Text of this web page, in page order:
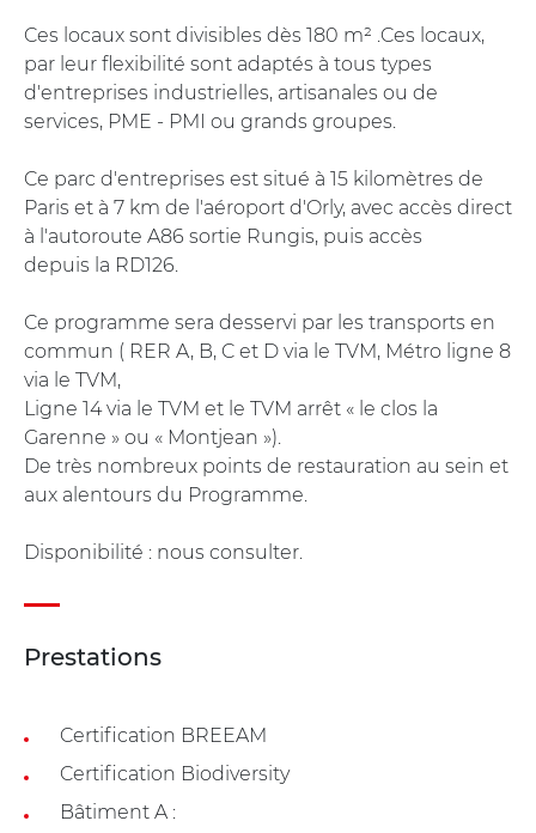
Ces locaux sont divisibles dès 180 m² .Ces locaux,
par leur flexibilité sont adaptés à tous types
d'entreprises industrielles, artisanales ou de
services, PME - PMI ou grands groupes.
Ce parc d'entreprises est situé à 15 kilomètres de
Paris et à 7 km de l'aéroport d'Orly, avec accès direct
à l'autoroute A86 sortie Rungis, puis accès
depuis la RD126.
Ce programme sera desservi par les transports en
commun ( RER A, B, C et D via le TVM, Métro ligne 8
via le TVM,
Ligne 14 via le TVM et le TVM arrêt « le clos la
Garenne » ou « Montjean »).
De très nombreux points de restauration au sein et
aux alentours du Programme.
Disponibilité : nous consulter.
Prestations
Certification BREEAM
Certification Biodiversity
Bâtiment A :